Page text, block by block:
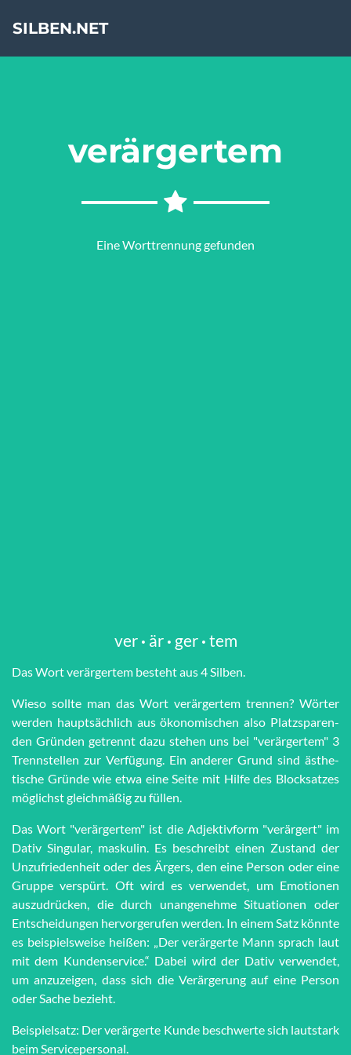
SILBEN.NET
verärgertem
Eine Worttrennung gefunden
ver · är · ger · tem
Das Wort ver­är­ger­tem besteht aus 4 Silben.
Wieso sollte man das Wort ver­är­ger­tem trennen? Wörter
werden haupt­sächlich aus öko­no­mi­schen also Platz­spar­en­
den Grün­den getrennt dazu stehen uns bei "ver­är­ger­tem" 3
Trenn­stel­len zur Ver­fü­gung. Ein anderer Grund sind äs­the­
tische Grün­de wie et­wa eine Seite mit Hilfe des Block­satzes
möglichst gleich­mä­ßig zu füllen.
Das Wort "verärgertem" ist die Adjektivform "verärgert" im
Dativ Singular, maskulin. Es beschreibt einen Zustand der
Unzufriedenheit oder des Ärgers, den eine Person oder eine
Gruppe verspürt. Oft wird es verwendet, um Emotionen
auszudrücken, die durch unangenehme Situationen oder
Entscheidungen hervorgerufen werden. In einem Satz könnte
es beispielsweise heißen: „Der verärgerte Mann sprach laut
mit dem Kundenservice.“ Dabei wird der Dativ verwendet,
um anzuzeigen, dass sich die Verärgerung auf eine Person
oder Sache bezieht.
Beispielsatz: Der verärgerte Kunde beschwerte sich lautstark
beim Servicepersonal.